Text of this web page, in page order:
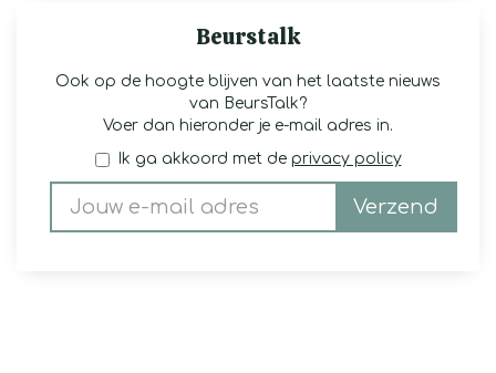
Beurstalk
Ook op de hoogte blijven van het laatste nieuws
van BeursTalk?
Voer dan hieronder je e-mail adres in.
Ik ga akkoord met de privacy policy
Verzend